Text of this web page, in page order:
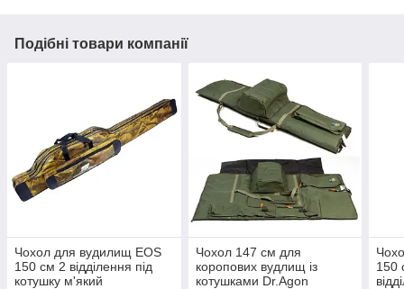
Подібні товари компанії
Чохол для вудилищ EOS
150 см 2 відділення під
котушку м'який
Чохол 147 см для
коропових вудлищ із
котушками Dr.Agon
150